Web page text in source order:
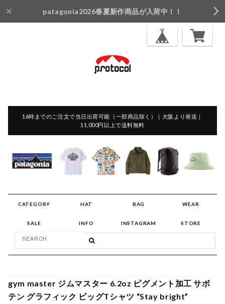
patagonia2026春夏新作商品が入荷中！！
16時までのご注文で当日出荷可能（一部商品除く）｜大阪より発送｜
11,000円以上で送料無料
CATEGORY HAT BAG WEAR
SALE INFO INSTAGRAM STORE
gym master ジムマスター 6.2oz ピグメント加工 サボ
テン グラフィック ビッグTシャツ “Stay bright”